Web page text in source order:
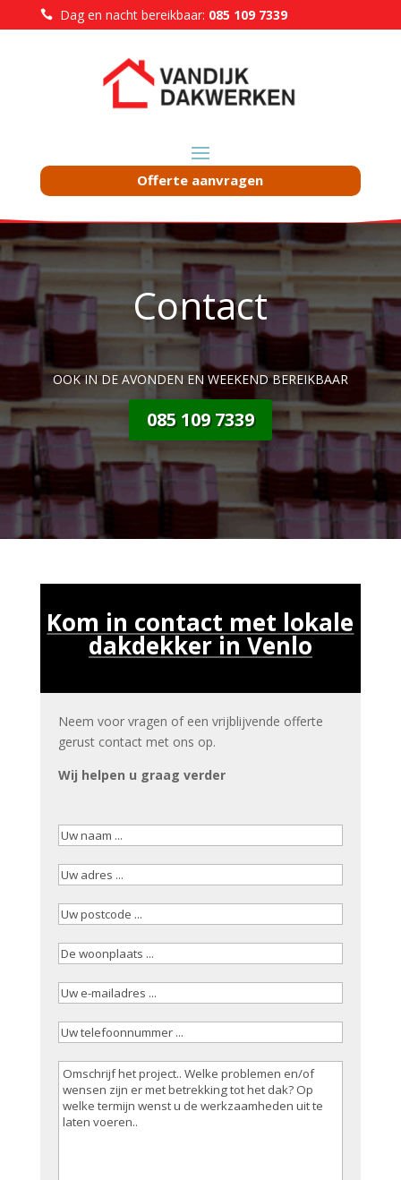
Dag en nacht bereikbaar: 085 109 7339
Offerte aanvragen
Contact
OOK IN DE AVONDEN EN WEEKEND BEREIKBAAR
085 109 7339
Kom in contact met lokale
dakdekker in Venlo
Neem voor vragen of een vrijblijvende offerte
gerust contact met ons op.
Wij helpen u graag verder
Uw
Uw
Uw
De
Uw
mailadres(Vereist)
Uw
Omschrijving
werkzaamheden(Vereist)